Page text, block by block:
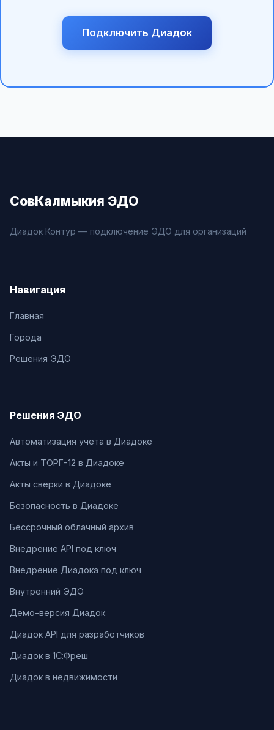
Подключить Диадок
СовКалмыкия ЭДО
Диадок Контур — подключение ЭДО для организаций
Навигация
Главная
Города
Решения ЭДО
Решения ЭДО
Автоматизация учета в Диадоке
Акты и ТОРГ-12 в Диадоке
Акты сверки в Диадоке
Безопасность в Диадоке
Бессрочный облачный архив
Внедрение API под ключ
Внедрение Диадока под ключ
Внутренний ЭДО
Демо-версия Диадок
Диадок API для разработчиков
Диадок в 1С:Фреш
Диадок в недвижимости